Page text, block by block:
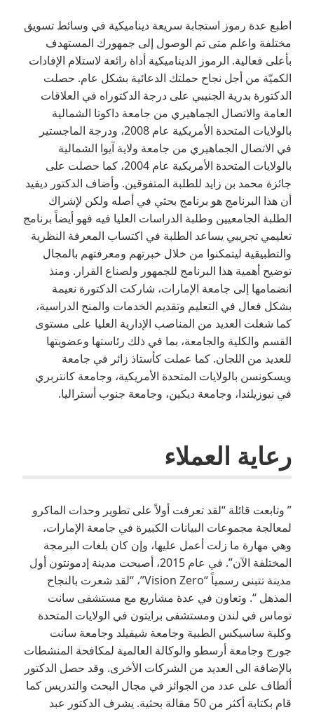
اطبع عدة رموز استجابة سريعة ديناميكية في وسائط تسويق
مختلفة واعلم متى تم الوصول إلى جمهورك المستهدف
بأعلى فعالية. الرموز الديناميكية أداة رائعة لاستلام الإفادات
الكميّة من أجل نجاح حملتك الدعائية بشكل عام. حصلت
الدكتورة بدرية الجنيبي على درجة الدكتوراه في العلاقات
العامة والاتصال الجماهيري من جامعة داكوتا الشمالية
بالولايات المتحدة الأمريكية عام 2008، ودرجة الماجستير
في الاتصال الجماهيري من جامعة ولاية آيوا الشمالية
بالولايات المتحدة الأمريكية عام 2004، كما حصلت على
جائزة محمد بن زايد للطلبة المتفوقين. وأضاف الدكتور ديفيد
أن هذا البرنامج هو برنامج بحثي في أصله ولكن لإشراك
الطلبة الجامعيين وطلبة الدراسات العليا فيه فهو أيضاً برنامج
تعليمي تجريبي يساعد الطلبة في اكتساب المعرفة النظرية
والتطبيقية ليتمكنوا من خلال خبرتهم ومعرفتهم بالمجال
توضيح أهمية هذا البرنامج للجمهور ولصناع القرار. ومنذ
انضمامها إلى جامعة الإمارات، شاركت الدكتورة نعيمة
بشكل فعال في التعليم وتقديم الخدمات والمنح الدراسية،
كما شغلت العديد من المناصب الإدارية العليا على مستوى
القسم والكلية والجامعة، بما في ذلك رئاستها وعضويتها
للعديد من اللجان. كما عملت كأستاذ زائر في جامعة
ويسكونسن بالولايات المتحدة الأمريكية، وجامعة كانتربري
في نيوزيلندا، وجامعة ديكين، وجامعة جنوب أستراليا.
رعاية العملاء
” وتابعت قائلة “لقد تعرفت أولاً على تطوير وحدات الماكرو
لمعالجة مجموعات البيانات الكبيرة في جامعة الإمارات،
وهي مهارة ما زلت أعمل عليها، وإن كان بلغات البرمجة
المختلفة الآن”. في عام 2015، أصبحت مدينة إدمونتون أول
مدينة تتبنى رسمياً “Vision Zero”، “لقد شعرت بالنجاح
المذهل “. وتعاون في عدة مشاريع مع مستشفى سانت
توماس في لندن ومستشفى برايتون في الولايات المتحدة
وكلية ساسيكس الطبية وجامعة شيفيلد وجامعة سانت
جورج وجامعة أرسطو والوكالة العالمية لمكافحة المنشطات
بالإضافة الى العديد من الشركات الأخرى. وقد حصل الدكتور
ألطاف على عدد من الجوائز في مجال البحث والتدريس كما
قام بكتابة أكثر من 50 مقالة بحثية. يشرف الدكتور عبد